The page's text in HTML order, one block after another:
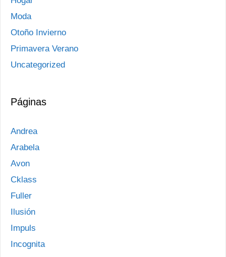
Moda
Otoño Invierno
Primavera Verano
Uncategorized
Páginas
Andrea
Arabela
Avon
Cklass
Fuller
Ilusión
Impuls
Incognita